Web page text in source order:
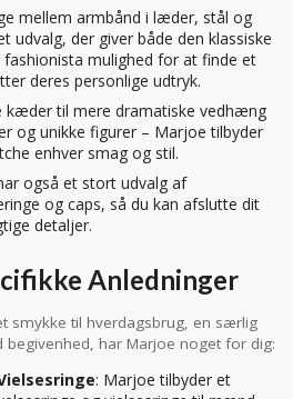
mellem armbånd i læder, stål og
udvalg, der giver både den klassiske
mulighed for at finde et
deres personlige udtryk.
kæder til mere dramatiske vedhæng
og unikke figurer – Marjoe tilbyder
enhver smag og stil.
også et stort udvalg af
og caps, så du kan afslutte dit
detaljer.
Anledninger
smykke til hverdagsbrug, en særlig
har Marjoe noget for dig:
: Marjoe tilbyder et